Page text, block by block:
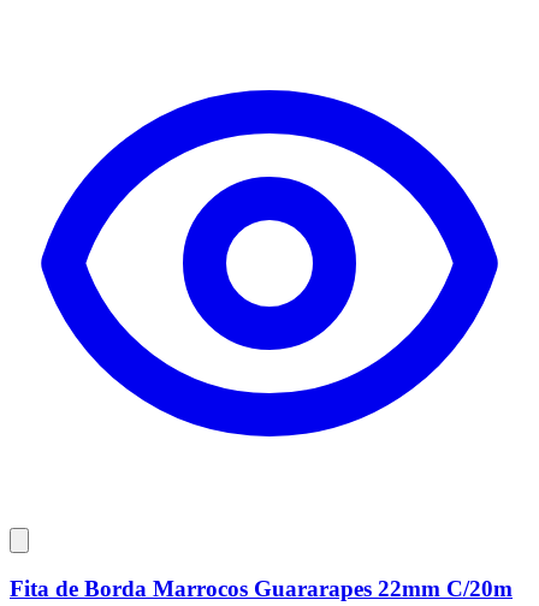
Fita de Borda Marrocos Guararapes 22mm C/20m